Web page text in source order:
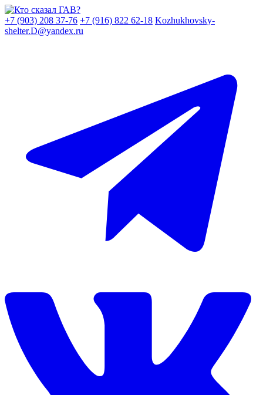
Skip
to
content
+7 (903) 208 37-76 +7 (916) 822 62-18 Kozhukhovsky-
shelter.D@yandex.ru